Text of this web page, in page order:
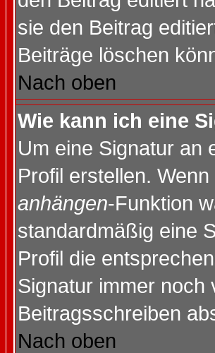
sie den Beitrag
Beiträge löschen
Nach oben
Wie kann ich eine
Um eine Signatur an
Profil erstellen.
anhängen-Funktion
standardmäßig eine
Profil die
Signatur immer noch
Beitragsschreiben
Nach oben